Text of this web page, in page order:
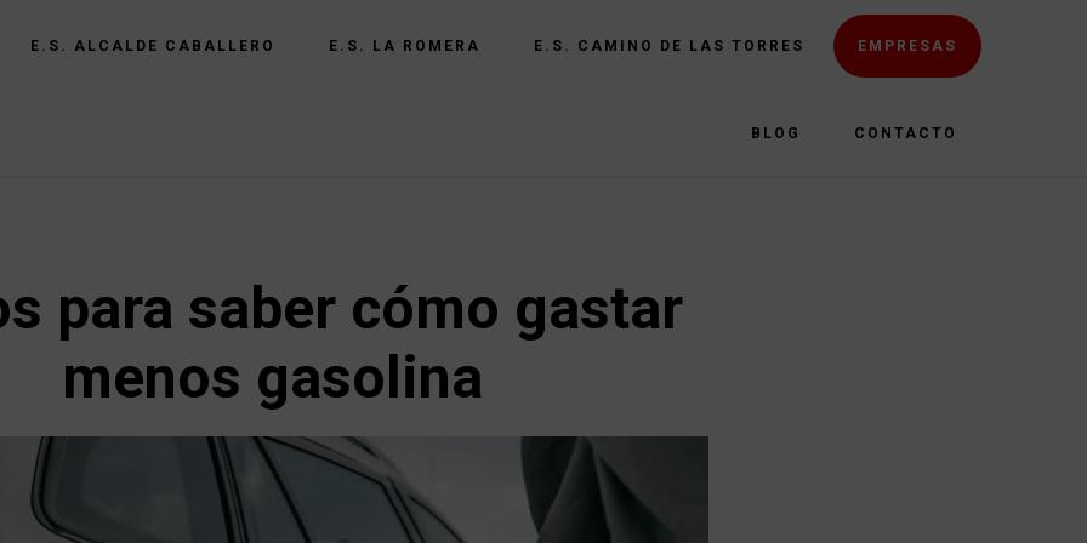
E.S. ALCALDE CABALLERO E.S. LA ROMERA E.S. CAMINO DE LAS TORRES EMPRESAS
BLOG CONTACTO
para saber cómo gastar
menos gasolina